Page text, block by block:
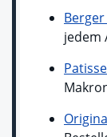
jedem